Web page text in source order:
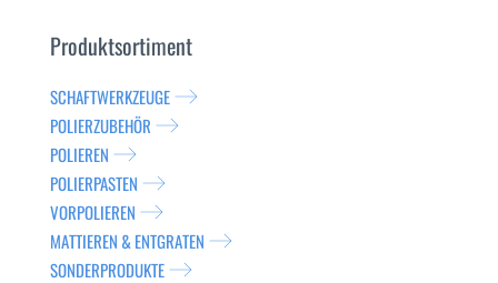
Produktsortiment
SCHAFTWERKZEUGE
POLIERZUBEHÖR
POLIEREN
POLIERPASTEN
VORPOLIEREN
MATTIEREN & ENTGRATEN
SONDERPRODUKTE